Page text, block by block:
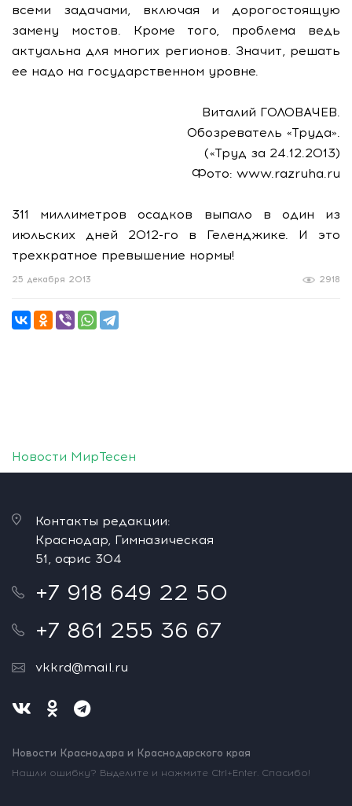
всеми задачами, включая и дорогостоящую
замену мостов. Кроме того, проблема ведь
актуальна для многих регионов. Значит, решать
ее надо на государственном уровне.
Виталий ГОЛОВАЧЕВ.
Обозреватель «Труда».
(«Труд за 24.12.2013)
Фото: www.razruha.ru
311 миллиметров осадков выпало в один из
июльских дней 2012-го в Геленджике. И это
трехкратное превышение нормы!
2918
25 декабря 2013
Новости МирТесен
Контакты редакции:
Краснодар, Гимназическая
51, офис 304
+7 918 649 22 50
+7 861 255 36 67
vkkrd@mail.ru
Новости Краснодара и Краснодарского края
Нашли ошибку? Выделите и нажмите Ctrl+Enter. Спасибо!